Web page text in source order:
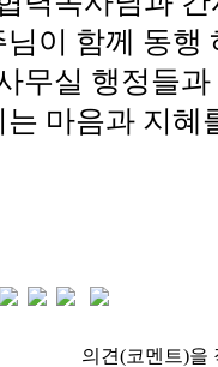
님이 함께 동행
무실 행정들
는 마음과 지혜
의견(코멘트)을